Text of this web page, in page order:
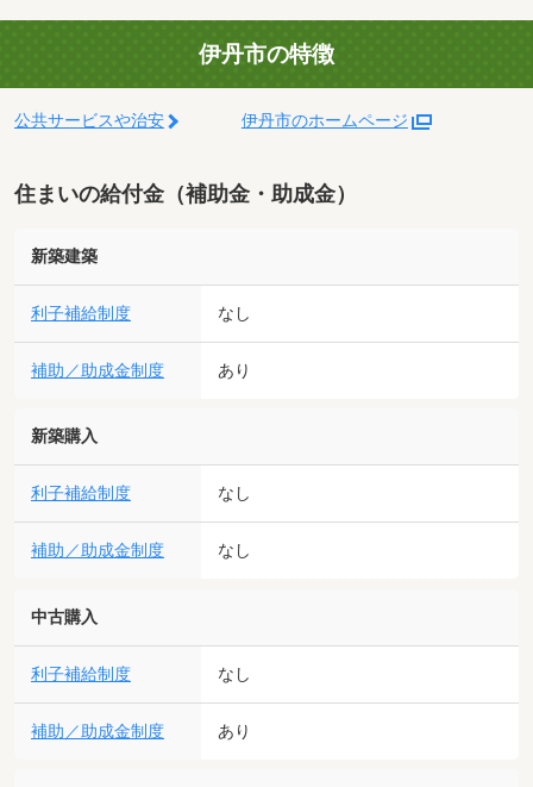
伊丹市の特徴
公共サービスや治安 伊丹市のホームページ
住まいの給付金（補助金・助成金）
新築建築
利子補給制度 なし
補助／助成金制度 あり
新築購入
利子補給制度 なし
補助／助成金制度 なし
中古購入
利子補給制度 なし
補助／助成金制度 あり